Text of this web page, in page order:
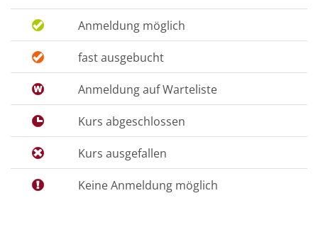
Anmeldung möglich
fast ausgebucht
Anmeldung auf Warteliste
Kurs abgeschlossen
Kurs ausgefallen
Keine Anmeldung möglich